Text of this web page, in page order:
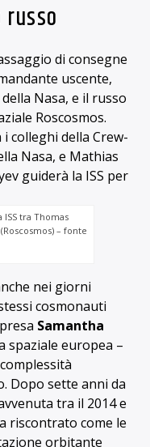
di consegne
uscente,
della Nasa, e il russo
Roscosmos.
colleghi della Crew-
Nasa, e Mathias
guiderà la ISS per
tra Thomas
– fonte
nei giorni
cosmonauti
Samantha
spaziale europea –
Dopo sette anni da
tra il 2014 e
riscontrato come le
orbitante